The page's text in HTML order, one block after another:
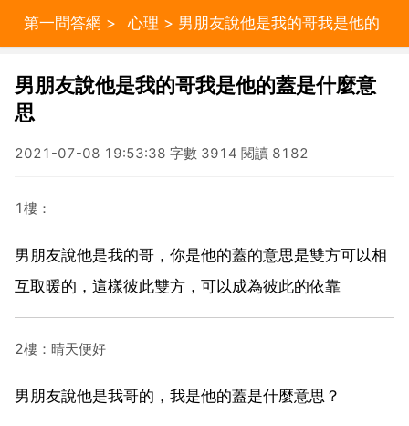
第一問答網 > 心理 > 男朋友說他是我的哥我是他的
男朋友說他是我的哥我是他的蓋是什麼意
思
2021-07-08 19:53:38 字數 3914 閱讀 8182
1樓：
男朋友說他是我的哥，你是他的蓋的意思是雙方可以相
互取暖的，這樣彼此雙方，可以成為彼此的依靠
2樓：晴天便好
男朋友說他是我哥的，我是他的蓋是什麼意思？